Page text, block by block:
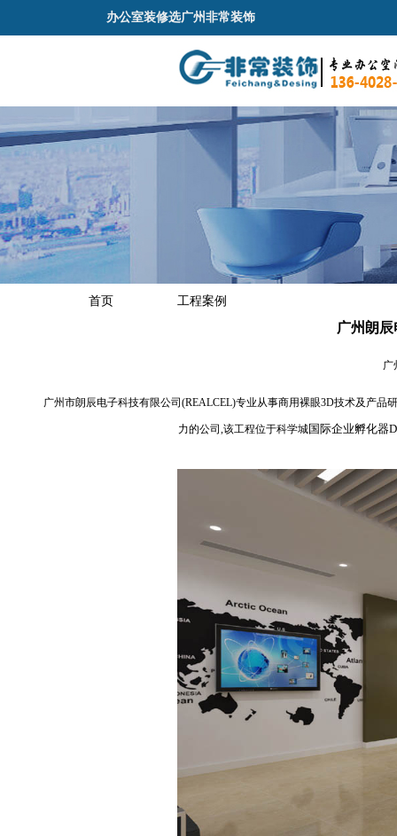
办公室装修选广州非常装饰
首页 工程案例
广州朗
广
广州市朗辰电子科技有限公司(REALCEL)专业从事商用裸眼3D技术及产
力的公司,该工程位于科学城国际企业孵化器